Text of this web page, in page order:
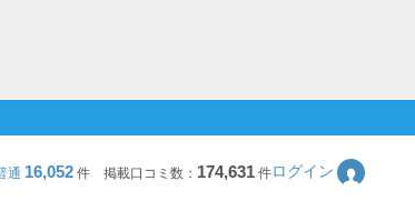
通 16,052 件 掲載口コミ数： 174,631件ログイン